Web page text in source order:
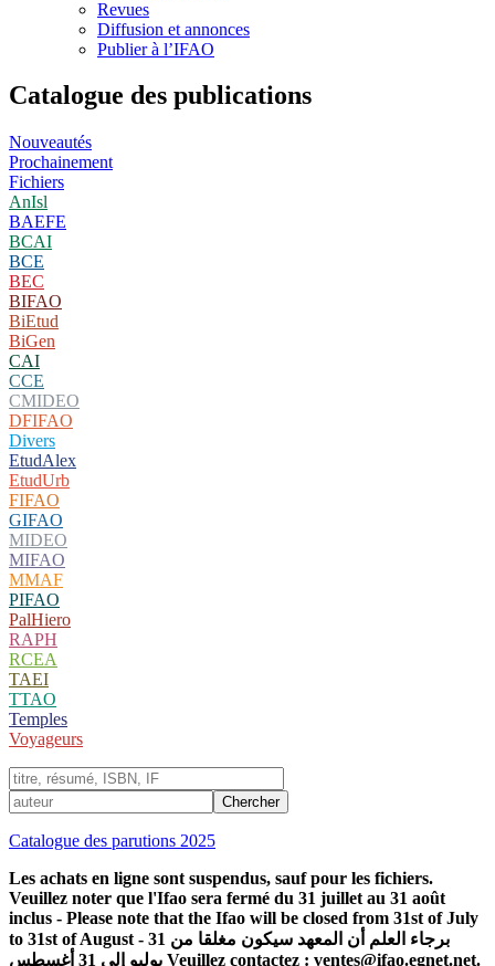
Revues
Diffusion et annonces
Publier à l’IFAO
Catalogue des publications
Nouveautés
Prochainement
Fichiers
AnIsl
BAEFE
BCAI
BCE
BEC
BIFAO
BiEtud
BiGen
CAI
CCE
CMIDEO
DFIFAO
Divers
EtudAlex
EtudUrb
FIFAO
GIFAO
MIDEO
MIFAO
MMAF
PIFAO
PalHiero
RAPH
RCEA
TAEI
TTAO
Temples
Voyageurs
Catalogue des parutions 2025
Les achats en ligne sont suspendus, sauf pour les fichiers.
Veuillez noter que l'Ifao sera fermé du 31 juillet au 31 août
inclus - Please note that the Ifao will be closed from 31st of July
to 31st of August - برجاء العلم أن المعهد سيكون مغلقا من 31
يوليو إلى 31 أغسطس Veuillez contactez : ventes@ifao.egnet.net.